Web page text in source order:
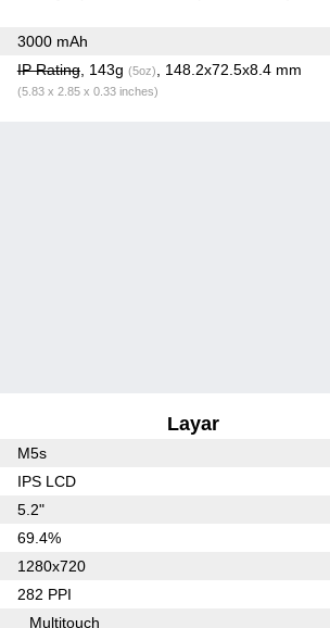
3000 mAh
IP Rating, 143g (5oz) , 148.2x72.5x8.4 mm
(5.83 x 2.85 x 0.33 inches)
Layar
M5s
IPS LCD
5.2"
69.4%
1280x720
282 PPI
Multitouch